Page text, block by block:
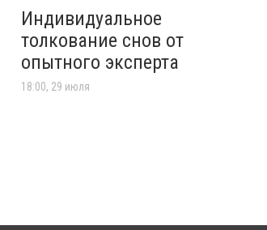
Индивидуальное
толкование снов от
опытного эксперта
18:00, 29 июля